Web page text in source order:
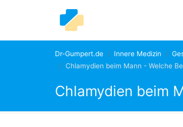
Dr-Gumpert.de Innere Medizin
Chlamydien beim Mann - Welche
Chlamydien beim